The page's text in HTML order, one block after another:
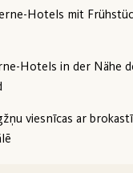
Hotels mit
Hotels in der Nähe
viesnīcas ar